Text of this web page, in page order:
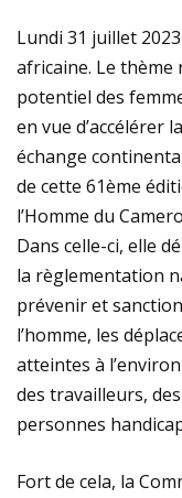
16e TOURNOI
MESSIANIQUE
DOUALA II :
Lundi 31 juillet
africaine. Le thème
potentiel des
en vue d’accélérer
échange
de cette 61ème
l’Homme du
Dans celle-ci, elle
la règlementation
prévenir et
l’homme, les
atteintes à
des travailleurs,
personnes
Fort de cela, la